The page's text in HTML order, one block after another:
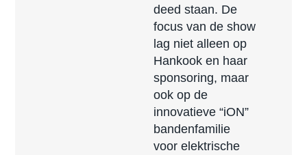
deed staan. De
focus van de show
lag niet alleen op
Hankook en haar
sponsoring, maar
ook op de
innovatieve “iON”
bandenfamilie
voor elektrische